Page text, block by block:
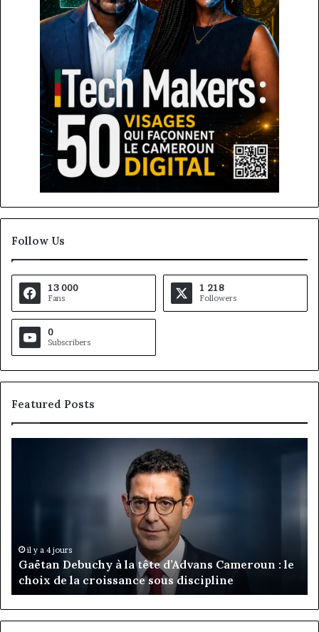
Follow Us
13 000
Fans
1 218
Followers
0
Subscribers
Featured Posts
choix
de
la
croissance
il y a 4 jours
Gaëtan Debuchy à la tête d’Advans Cameroun : le
choix de la croissance sous discipline
à
la